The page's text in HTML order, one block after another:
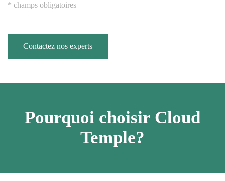
* champs obligatoires
Contactez nos experts
Pourquoi choisir Cloud
Temple?